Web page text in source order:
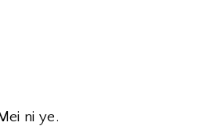
ni ye.